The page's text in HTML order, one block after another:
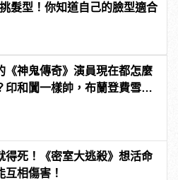
髮型！你知道自己的臉型適合
《神鬼傳奇》演員現在都怎麼
印和闐一樣帥，布蘭登費雪大
得死！《密室大逃殺》想活命
互相傷害！